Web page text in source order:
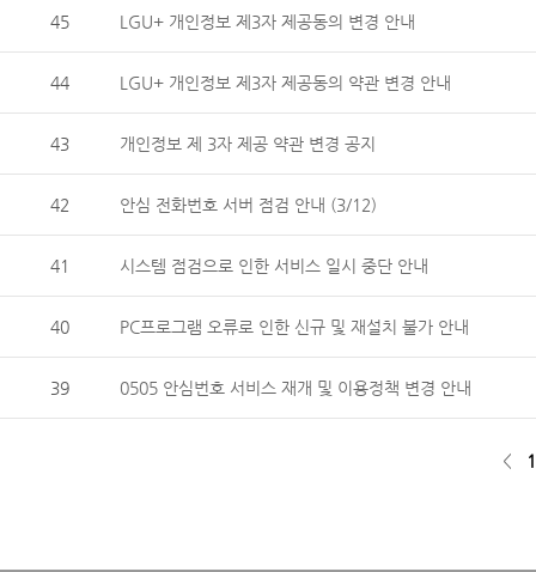
45 LGU+ 개인정보 제3자 제공동의 변경 안내
44 LGU+ 개인정보 제3자 제공동의 약관 변경 안내
43 개인정보 제 3자 제공 약관 변경 공지
42 안심 전화번호 서버 점검 안내 (3/12)
41 시스템 점검으로 인한 서비스 일시 중단 안내
40 PC프로그램 오류로 인한 신규 및 재설치 불가 안내
39 0505 안심번호 서비스 재개 및 이용정책 변경 안내
< 1